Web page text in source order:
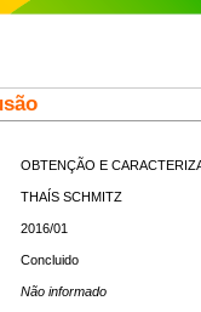
OBTENÇÃO E
THAÍS SCHMITZ
2016/01
Concluido
Não informado